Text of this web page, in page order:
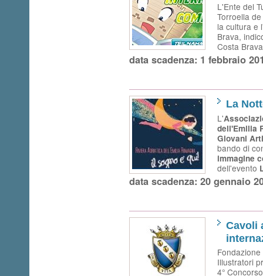
L'Ente del
Torroella
la cultura e
Brava,
Costa
data scadenza: 1 febbraio
La
L'
dell'Emilia
Giovani
bando di
immagine
dell'evento
data scadenza: 20 gennaio
Cavoli
Illustratori
4°